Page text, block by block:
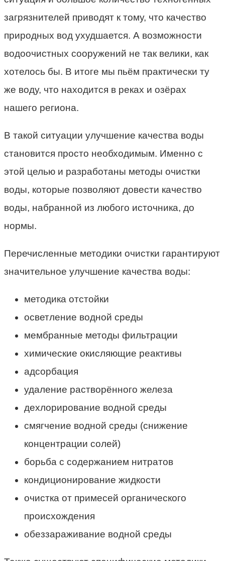
загрязнителей приводят к тому, что качество
природных вод ухудшается. А возможности
водоочистных сооружений не так велики, как
хотелось бы. В итоге мы пьём практически ту
же воду, что находится в реках и озёрах
нашего региона.
В такой ситуации улучшение качества воды
становится просто необходимым. Именно с
этой целью и разработаны методы очистки
воды, которые позволяют довести качество
воды, набранной из любого источника, до
нормы.
Перечисленные методики очистки гарантируют
значительное улучшение качества воды:
методика отстойки
осветление водной среды
мембранные методы фильтрации
химические окисляющие реактивы
адсорбация
удаление растворённого железа
дехлорирование водной среды
смягчение водной среды (снижение
концентрации солей)
борьба с содержанием нитратов
кондиционирование жидкости
очистка от примесей органического
происхождения
обеззараживание водной среды